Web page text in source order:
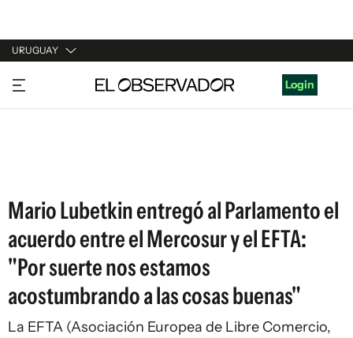
URUGUAY
URUGUAY
ARGENTINA
Login
Mario Lubetkin entregó al Parlamento el
acuerdo entre el Mercosur y el EFTA:
"Por suerte nos estamos
acostumbrando a las cosas buenas"
La EFTA (Asociación Europea de Libre Comercio,